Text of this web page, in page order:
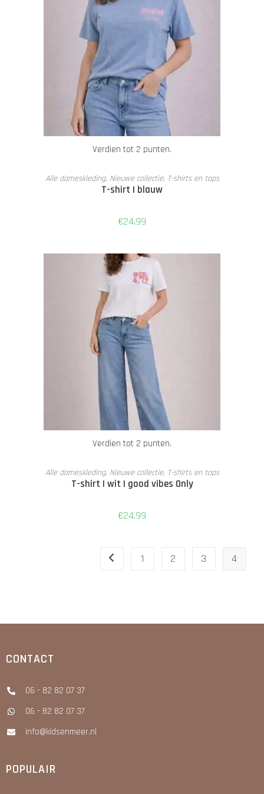
Verdien tot 2 punten.
OPTIES SELECTEREN
Alle dameskleding, Nieuwe collectie, T-shirts en tops
T-shirt | blauw
€24,99
Verdien tot 2 punten.
OPTIES SELECTEREN
Alle dameskleding, Nieuwe collectie, T-shirts en tops
T-shirt | wit | good vibes Only
€24,99
1 2 3 4
CONTACT
06 - 82 82 07 37
06 - 82 82 07 37
info@kidsenmeer.nl
POPULAIR